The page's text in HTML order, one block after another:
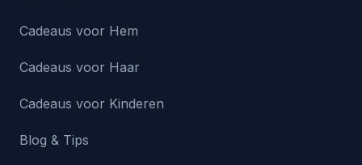
Cadeaus voor Hem
Cadeaus voor Haar
Cadeaus voor Kinderen
Blog & Tips